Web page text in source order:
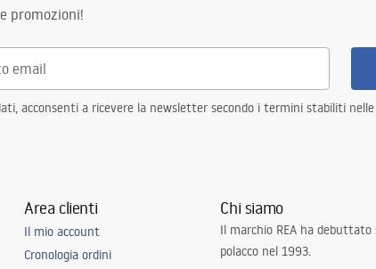
promozioni!
acconsenti a ricevere la newsletter secondo i termini stabiliti
Area clienti
Il mio account
Cronologia ordini
Chi siamo
Il marchio REA ha
polacco nel 1993.